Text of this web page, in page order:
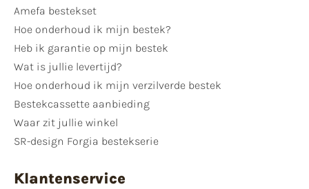
Amefa bestekset
Hoe onderhoud ik mijn bestek?
Heb ik garantie op mijn bestek
Wat is jullie levertijd?
Hoe onderhoud ik mijn verzilverde bestek
Bestekcassette aanbieding
Waar zit jullie winkel
SR-design Forgia bestekserie
Klantenservice